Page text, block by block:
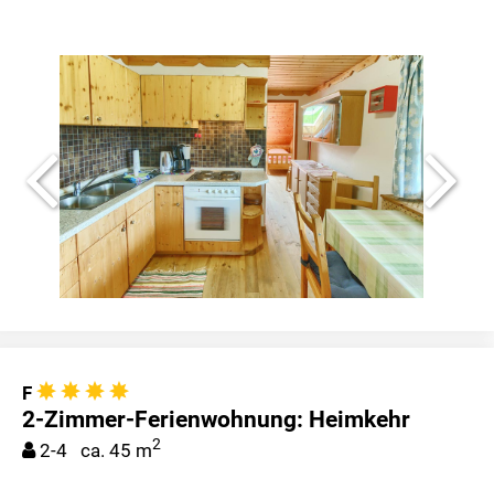
F
2-Zimmer-Ferienwohnung: Heimkehr
2-4 ca. 45 m2